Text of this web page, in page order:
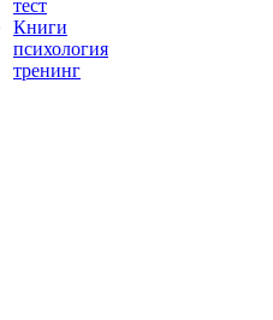
тест
Книги
психология
тренинг